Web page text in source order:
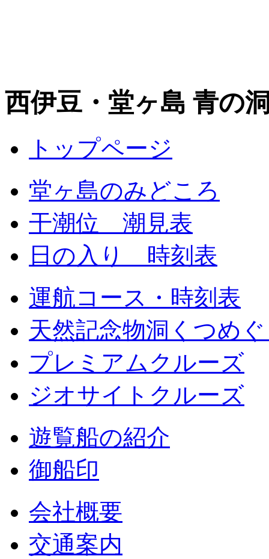
西伊豆・堂ヶ島 青の
トップページ
堂ヶ島のみどころ
干潮位 潮見表
日の入り 時刻表
運航コース・時刻表
天然記念物洞くつめ
プレミアムクルーズ
ジオサイトクルーズ
遊覧船の紹介
御船印
会社概要
交通案内